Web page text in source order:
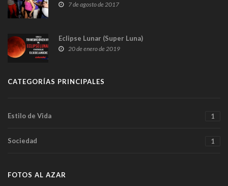
7 de agosto de 2017
Eclipse Lunar (Super Luna)
20 de enero de 2019
CATEGORÍAS PRINCIPALES
Estilo de Vida 1
Sociedad 1
FOTOS AL AZAR